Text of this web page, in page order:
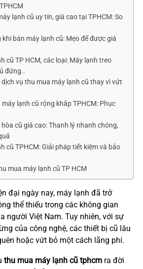
lạnh cũ uy tín, giá cao tại TPHCM: So
bán máy lạnh cũ: Mẹo để được giá
cũ TP HCM, các loại: Máy lạnh treo
đứng..
dịch vụ thu mua máy lạnh cũ thay vì vứt
lạnh cũ rộng khắp TPHCM: Phục
cũ giá cao: Thanh lý nhanh chóng,
cũ TPHCM: Giải pháp tiết kiệm và bảo
mua máy lạnh cũ TP HCM
đại ngày nay, máy lạnh đã trở
thể thiếu trong các không gian
người Việt Nam. Tuy nhiên, với sự
của công nghệ, các thiết bị cũ lâu
hoặc vứt bỏ một cách lãng phí.
thu mua máy lạnh cũ tphcmra đời